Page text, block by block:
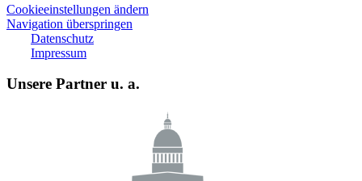
Cookieeinstellungen ändern
Navigation überspringen
Datenschutz
Impressum
Unsere Partner u. a.